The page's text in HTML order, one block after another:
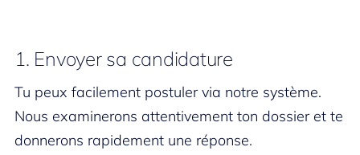
1. Envoyer sa candidature
Tu peux facilement postuler via notre système.
Nous examinerons attentivement ton dossier et te
donnerons rapidement une réponse.